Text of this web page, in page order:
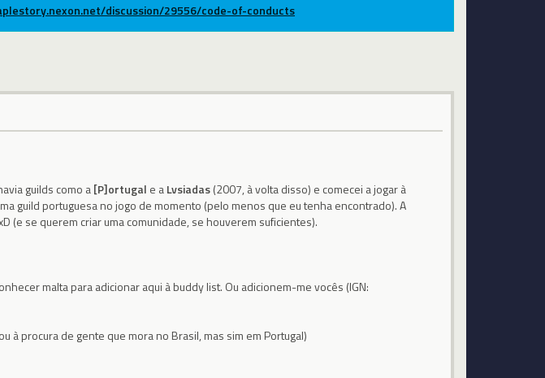
discussion/29556/code-of-conducts
guilds como a[P]ortugal e aLvsiadas(2007, à volta disso) e comecei a jogar à
guild portuguesa no jogo de momento (pelo menos que eu tenha encontrado). A
(e se querem criar uma comunidade, se houverem suficientes).
malta para adicionar aqui à buddy list. Ou adicionem-me vocês (IGN:
à procura de gente que mora no Brasil, mas sim em Portugal)